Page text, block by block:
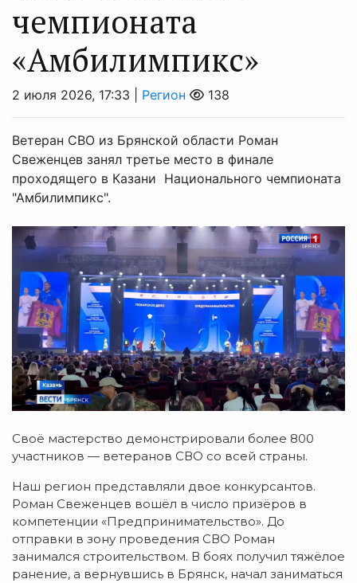
чемпионата
«Амбилимпикс»
2 июля 2026, 17:33 | Регион 138
Ветеран СВО из Брянской области Роман
Свеженцев занял третье место в финале
проходящего в Казани Национального чемпионата
"Амбилимпикс".
Своё мастерство демонстрировали более 800
участников — ветеранов СВО со всей страны.
Наш регион представляли двое конкурсантов.
Роман Свеженцев вошёл в число призёров в
компетенции «Предпринимательство». До
отправки в зону проведения СВО Роман
занимался строительством. В боях получил тяжёлое
ранение, а вернувшись в Брянск, начал заниматься